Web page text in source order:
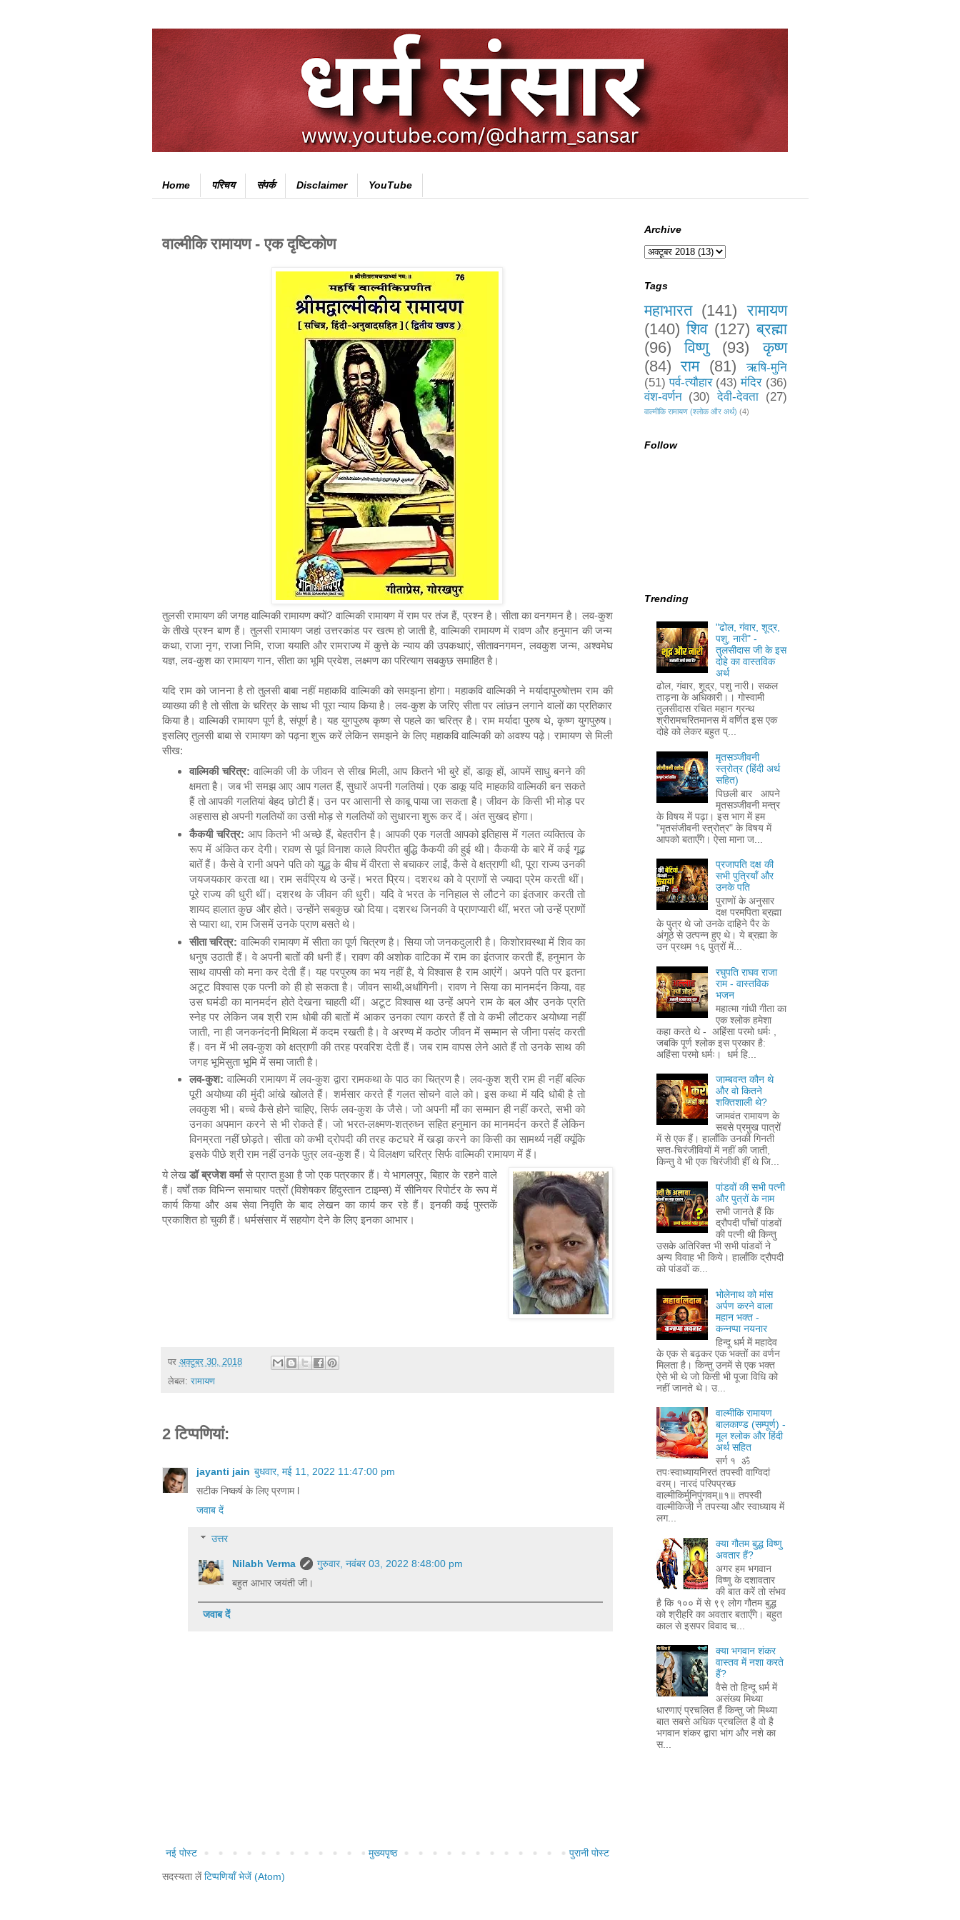
Home परिचय संपर्क Disclaimer YouTube
वाल्मीकि रामायण - एक दृष्टिकोण
तुलसी रामायण की जगह वाल्मिकी रामायण क्यों? वाल्मिकी रामायण में राम पर तंज हैं, प्रश्न है। सीता का वनगमन है। लव-कुश
के तीखे प्रश्न बाण हैं। तुलसी रामायण जहां उत्तरकांड पर खत्म हो जाती है, वाल्मिकी रामायण में रावण और हनुमान की जन्म
कथा, राजा नृग, राजा निमि, राजा ययाति और रामराज्य में कुत्ते के न्याय की उपकथाएं, सीतावनगमन, लवकुश जन्म, अश्वमेघ
यज्ञ, लव-कुश का रामायण गान, सीता का भूमि प्रवेश, लक्ष्मण का परित्याग सबकुछ समाहित है।
यदि राम को जानना है तो तुलसी बाबा नहीं महाकवि वाल्मिकी को समझना होगा। महाकवि वाल्मिकी ने मर्यादापुरुषोत्तम राम की
व्याख्या की है तो सीता के चरित्र के साथ भी पूरा न्याय किया है। लव-कुश के जरिए सीता पर लांछन लगाने वालों का प्रतिकार
किया है। वाल्मिकी रामायण पूर्ण है, संपूर्ण है। यह युगपुरुष कृष्ण से पहले का चरित्र है। राम मर्यादा पुरुष थे, कृष्ण युगपुरुष।
इसलिए तुलसी बाबा से रामायण को पढ़ना शुरू करें लेकिन समझने के लिए महाकवि वाल्मिकी को अवश्य पढ़े। रामायण से मिली
सीख:
वाल्मिकी चरित्र: वाल्मिकी जी के जीवन से सीख मिली, आप कितने भी बुरे हों, डाकू हों, आपमें साधु बनने की
क्षमता है। जब भी समझ आए आप गलत हैं, सुधारें अपनी गलतियां। एक डाकू यदि माहकवि वाल्मिकी बन सकते
हैं तो आपकी गलतियां बेहद छोटी हैं। उन पर आसानी से काबू पाया जा सकता है। जीवन के किसी भी मोड़ पर
अहसास हो अपनी गलतियों का उसी मोड़ से गलतियों को सुधारना शुरू कर दें। अंत सुखद होगा।
कैकयी चरित्र: आप कितने भी अच्छे हैं, बेहतरीन है। आपकी एक गलती आपको इतिहास में गलत व्यक्तित्व के
रूप में अंकित कर देगी। रावण से पूर्व विनाश काले विपरीत बुद्धि कैकयी की हुई थी। कैकयी के बारे में कई गूढ़
बातें हैं। कैसे वे रानी अपने पति को युद्ध के बीच में वीरता से बचाकर लाईं, कैसे वे क्षत्राणी थी, पूरा राज्य उनकी
जयजयकार करता था। राम सर्वप्रिय थे उन्हें। भरत प्रिय। दशरथ को वे प्राणों से ज्यादा प्रेम करती थीं।
पूरे राज्य की धुरी थीं। दशरथ के जीवन की धुरी। यदि वे भरत के ननिहाल से लौटने का इंतजार करती तो
शायद हालात कुछ और होते। उन्होंने सबकुछ खो दिया। दशरथ जिनकी वे प्राणप्यारी थीं, भरत जो उन्हें प्राणों
से प्यारा था, राम जिसमें उनके प्राण बसते थे।
सीता चरित्र: वाल्मिकी रामायण में सीता का पूर्ण चित्रण है। सिया जो जनकदुलारी है। किशोरावस्था में शिव का
धनुष उठाती हैं। वे अपनी बातों की धनी हैं। रावण की अशोक वाटिका में राम का इंतजार करती हैं, हनुमान के
साथ वापसी को मना कर देती हैं। यह परपुरुष का भय नहीं है, ये विश्वास है राम आएंगें। अपने पति पर इतना
अटूट विश्वास एक पत्नी को ही हो सकता है। जीवन साथी,अर्धांगिनी। रावण ने सिया का मानमर्दन किया, वह
उस घमंडी का मानमर्दन होते देखना चाहती थीं। अटूट विश्वास था उन्हें अपने राम के बल और उनके प्रति
स्नेह पर लेकिन जब श्री राम धोबी की बातों में आकर उनका त्याग करते हैं तो वे कभी लौटकर अयोध्या नहीं
जाती, ना ही जनकनंदनी मिथिला में कदम रखती है। वे अरण्य में कठोर जीवन में सम्मान से जीना पसंद करती
हैं। वन में भी लव-कुश को क्षत्राणी की तरह परवरिश देती हैं। जब राम वापस लेने आते हैं तो उनके साथ की
जगह भूमिसुता भूमि में समा जाती है।
लव-कुश: वाल्मिकी रामायण में लव-कुश द्वारा रामकथा के पाठ का चित्रण है। लव-कुश श्री राम ही नहीं बल्कि
पूरी अयोध्या की मुंदी आंखे खोलते हैं। शर्मसार करते हैं गलत सोचने वाले को। इस कथा में यदि धोबी है तो
लवकुश भी। बच्चे कैसे होने चाहिए, सिर्फ लव-कुश के जैसे। जो अपनी माँ का सम्मान ही नहीं करते, सभी को
उनका अपमान करने से भी रोकते हैं। जो भरत-लक्ष्मण-शत्रुध्न सहित हनुमान का मानमर्दन करते हैं लेकिन
विनम्रता नहीं छोड़ते। सीता को कभी द्रोपदी की तरह कटघरे में खड़ा करने का किसी का सामर्थ्य नहीं क्यूंकि
इसके पीछे श्री राम नहीं उनके पुत्र लव-कुश हैं। ये विलक्षण चरित्र सिर्फ वाल्मिकी रामायण में हैं।
ये लेखडॉ ब्रजेश वर्मासे प्राप्त हुआ है जो एक पत्रकार हैं। ये भागलपुर, बिहार के रहने वाले
हैं। वर्षों तक विभिन्न समाचार पत्रों (विशेषकर हिंदुस्तान टाइम्स) में सीनियर रिपोर्टर के रूप में
कार्य किया और अब सेवा निवृति के बाद लेखन का कार्य कर रहे हैं। इनकी कई पुस्तकें
प्रकाशित हो चुकी हैं। धर्मसंसार में सहयोग देने के लिए इनका आभार।
पर अक्टूबर 30, 2018
लेबल:रामायण
2 टिप्‍पणियां:
jayanti jain बुधवार, मई 11, 2022 11:47:00 pm
सटीक निष्कर्ष के लिए प्रणाम l
जवाब दें
उत्तर
Nilabh Verma
गुरुवार, नवंबर 03, 2022 8:48:00 pm
बहुत आभार जयंती जी।
जवाब दें
नई पोस्ट पुरानी पोस्ट
मुख्यपृष्ठ
सदस्यता लेंटिप्पणियाँ भेजें (Atom)
Archive
Tags
महाभारत (141) रामायण
(140) शिव (127) ब्रह्मा
(96)
विष्णु (93)
कृष्ण
(84) राम (81)
ऋषि-मुनि
(51) पर्व-त्यौहार (43) मंदिर (36)
वंश-वर्णन (30) देवी-देवता (27)
वाल्मीकि रामायण (श्लोक और अर्थ) (4)
Follow
Trending
"ढोल, गंवार, शूद्र,
पशु, नारी" -
तुलसीदास जी के इस
दोहे का वास्तविक
अर्थ
ढोल, गंवार, शूद्र, पशु नारी। सकल
ताड़ना के अधिकारी।। गोस्वामी
तुलसीदास रचित महान ग्रन्थ
श्रीरामचरितमानस में वर्णित इस एक
दोहे को लेकर बहुत प्...
मृतसञ्जीवनी
स्त्रोत्र (हिंदी अर्थ
सहित)
पिछली बार आपने
मृतसञ्जीवनी मन्त्र
के विषय में पढ़ा। इस भाग में हम
"मृतसंजीवनी स्त्रोत्र" के विषय में
आपको बताएँगे। ऐसा माना ज...
प्रजापति दक्ष की
सभी पुत्रियाँ और
उनके पति
पुराणों के अनुसार
दक्ष परमपिता ब्रह्मा
के पुत्र थे जो उनके दाहिने पैर के
अंगूठे से उत्पन्न हुए थे। ये ब्रह्मा के
उन प्रथम १६ पुत्रों में...
रघुपति राघव राजा
राम - वास्तविक
भजन
महात्मा गांधी गीता का
एक श्लोक हमेशा
कहा करते थे - अहिंसा परमो धर्मः ,
जबकि पूर्ण श्लोक इस प्रकार है:
अहिंसा परमो धर्मः। धर्म हि...
जाम्बवन्त कौन थे
और वो कितने
शक्तिशाली थे?
जामवंत रामायण के
सबसे प्रमुख पात्रों
में से एक हैं। हालाँकि उनकी गिनती
सप्त-चिरंजीवियों में नहीं की जाती,
किन्तु वे भी एक चिरंजीवी हीं थे जि...
पांडवों की सभी पत्नी
और पुत्रों के नाम
सभी जानते हैं कि
द्रौपदी पाँचों पांडवों
की पत्नी थी किन्तु
उसके अतिरिक्त भी सभी पांडवों ने
अन्य विवाह भी किये। हालाँकि द्रौपदी
को पांडवों क...
भोलेनाथ को मांस
अर्पण करने वाला
महान भक्त -
कन्नप्पा नयनार
हिन्दू धर्म में महादेव
के एक से बढ़कर एक भक्तों का वर्णन
मिलता है। किन्तु उनमें से एक भक्त
ऐसे भी थे जो किसी भी पूजा विधि को
नहीं जानते थे। उ...
वाल्मीकि रामायण
बालकाण्ड (सम्पूर्ण) -
मूल श्लोक और हिंदी
अर्थ सहित
सर्ग १ ॐ
तपःस्वाध्यायनिरतं तपस्वी वाग्विदां
वरम्। नारदं परिपप्रच्छ
वाल्मीकिर्मुनिपुंगवम्॥१॥ तपस्वी
वाल्मीकिजी ने तपस्या और स्वाध्याय में
लग...
क्या गौतम बुद्ध विष्णु
अवतार हैं?
अगर हम भगवान
विष्णु के दशावतार
की बात करें तो संभव
है कि १०० में से ९९ लोग गौतम बुद्ध
को श्रीहरि का अवतार बताएँगे। बहुत
काल से इसपर विवाद च...
क्या भगवान शंकर
वास्तव में नशा करते
हैं?
वैसे तो हिन्दू धर्म में
असंख्य मिथ्या
धारणाएं प्रचलित हैं किन्तु जो मिथ्या
बात सबसे अधिक प्रचलित है वो है
भगवान शंकर द्वारा भांग और नशे का
स...